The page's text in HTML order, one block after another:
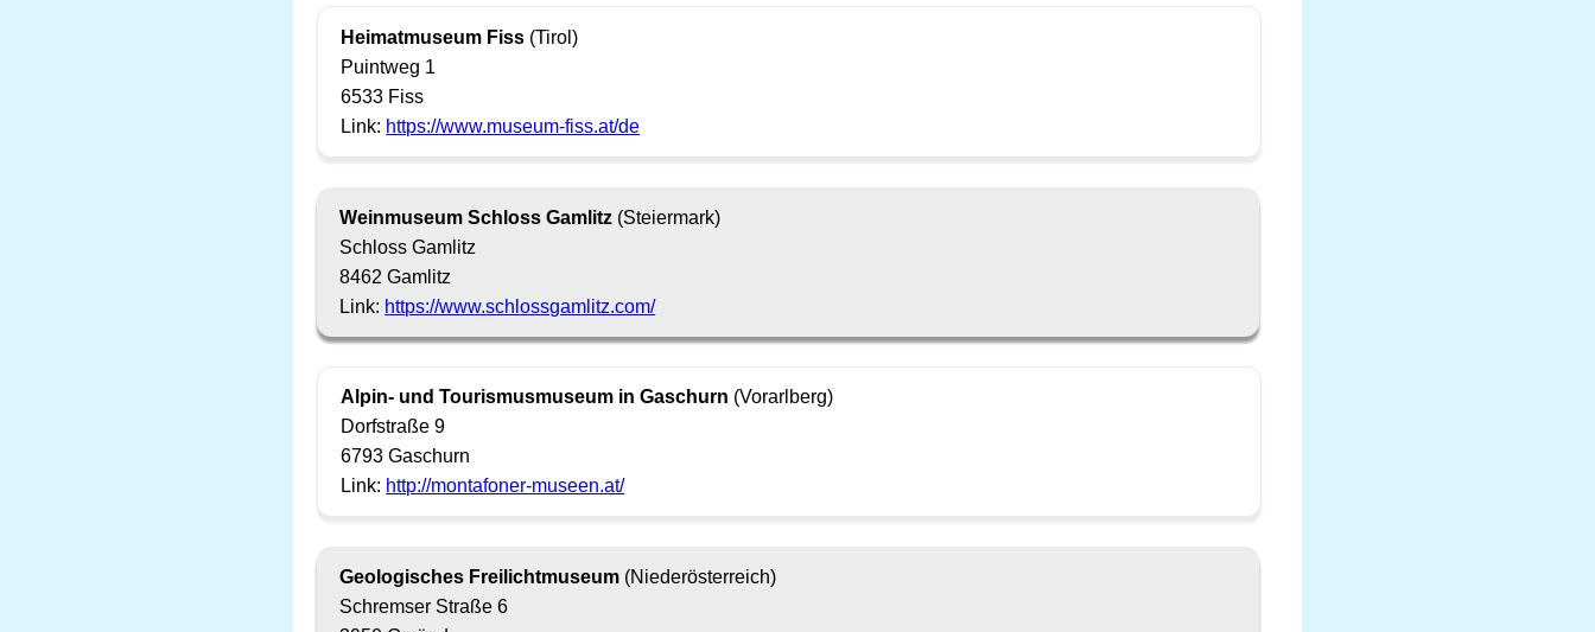
Heimatmuseum Fiss (Tirol)
Puintweg 1
6533 Fiss
Link: https://www.museum-fiss.at/de
Weinmuseum Schloss Gamlitz (Steiermark)
Schloss Gamlitz
8462 Gamlitz
Link: https://www.schlossgamlitz.com/
Alpin- und Tourismusmuseum in Gaschurn (Vorarlberg)
Dorfstraße 9
6793 Gaschurn
Link: http://montafoner-museen.at/
Geologisches Freilichtmuseum (Niederösterreich)
Schremser Straße 6